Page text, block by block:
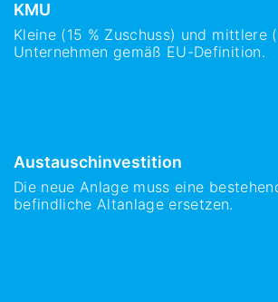
KMU
Kleine (15 % Zuschuss) und mittlere
Unternehmen gemäß EU-Definition.
Austauschinvestition
Die neue Anlage muss eine
befindliche Altanlage ersetzen.